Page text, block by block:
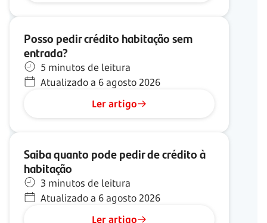
Posso pedir crédito habitação sem
entrada?
5 minutos de leitura
Atualizado a 6 agosto 2026
Ler artigo
Saiba quanto pode pedir de crédito à
habitação
3 minutos de leitura
Atualizado a 6 agosto 2026
Ler artigo